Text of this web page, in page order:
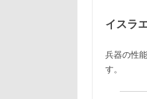
イスラ
兵器の性
す。